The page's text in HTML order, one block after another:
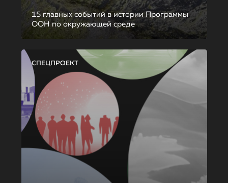
15 главных событий в истории Программы
ООН по окружающей среде
СПЕЦПРОЕКТ